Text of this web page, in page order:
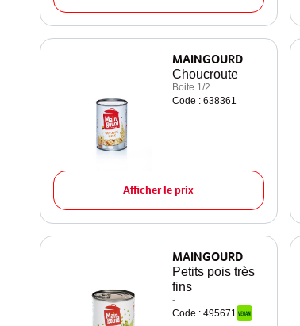
MAINGOURD
Choucroute
Boite 1/2
Code : 638361
Afficher le prix
MAINGOURD
Petits pois très
fins
-
Code : 495671